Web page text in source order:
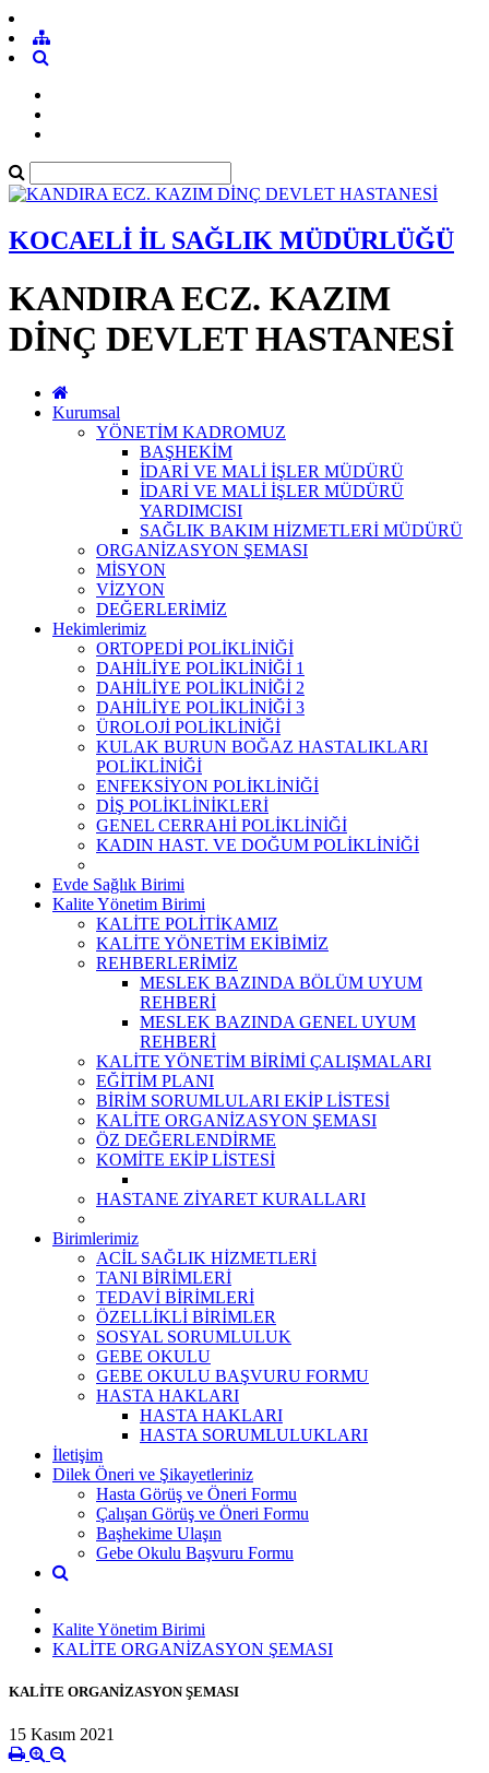
KOCAELİ İL SAĞLIK MÜDÜRLÜĞÜ
KANDIRA ECZ. KAZIM
DİNÇ DEVLET HASTANESİ
Kurumsal
YÖNETİM KADROMUZ
BAŞHEKİM
İDARİ VE MALİ İŞLER MÜDÜRÜ
İDARİ VE MALİ İŞLER MÜDÜRÜ
YARDIMCISI
SAĞLIK BAKIM HİZMETLERİ MÜDÜRÜ
ORGANİZASYON ŞEMASI
MİSYON
VİZYON
DEĞERLERİMİZ
Hekimlerimiz
ORTOPEDİ POLİKLİNİĞİ
DAHİLİYE POLİKLİNİĞİ 1
DAHİLİYE POLİKLİNİĞİ 2
DAHİLİYE POLİKLİNİĞİ 3
ÜROLOJİ POLİKLİNİĞİ
KULAK BURUN BOĞAZ HASTALIKLARI
POLİKLİNİĞİ
ENFEKSİYON POLİKLİNİĞİ
DİŞ POLİKLİNİKLERİ
GENEL CERRAHİ POLİKLİNİĞİ
KADIN HAST. VE DOĞUM POLİKLİNİĞİ
Evde Sağlık Birimi
Kalite Yönetim Birimi
KALİTE POLİTİKAMIZ
KALİTE YÖNETİM EKİBİMİZ
REHBERLERİMİZ
MESLEK BAZINDA BÖLÜM UYUM
REHBERİ
MESLEK BAZINDA GENEL UYUM
REHBERİ
KALİTE YÖNETİM BİRİMİ ÇALIŞMALARI
EĞİTİM PLANI
BİRİM SORUMLULARI EKİP LİSTESİ
KALİTE ORGANİZASYON ŞEMASI
ÖZ DEĞERLENDİRME
KOMİTE EKİP LİSTESİ
HASTANE ZİYARET KURALLARI
Birimlerimiz
ACİL SAĞLIK HİZMETLERİ
TANI BİRİMLERİ
TEDAVİ BİRİMLERİ
ÖZELLİKLİ BİRİMLER
SOSYAL SORUMLULUK
GEBE OKULU
GEBE OKULU BAŞVURU FORMU
HASTA HAKLARI
HASTA HAKLARI
HASTA SORUMLULUKLARI
İletişim
Dilek Öneri ve Şikayetleriniz
Hasta Görüş ve Öneri Formu
Çalışan Görüş ve Öneri Formu
Başhekime Ulaşın
Gebe Okulu Başvuru Formu
Kalite Yönetim Birimi
KALİTE ORGANİZASYON ŞEMASI
KALİTE ORGANİZASYON ŞEMASI
15 Kasım 2021